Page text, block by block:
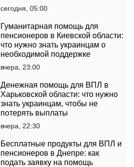
сегодня, 05:00
Гуманитарная помощь для
пенсионеров в Киевской области:
что нужно знать украинцам о
необходимой поддержке
вчера, 23:00
Денежная помощь для ВПЛ в
Харьковской области: что нужно
знать украинцам, чтобы не
потерять выплаты
вчера, 22:30
Бесплатные продукты для ВПЛ и
пенсионеров в Днепре: как
подать заявку на помощь